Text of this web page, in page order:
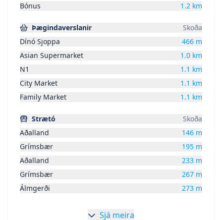
Bónus
1.2 km
Þægindaverslanir
Skoða
Dínó Sjoppa
466 m
Asian Supermarket
1.0 km
N1
1.1 km
City Market
1.1 km
Family Market
1.1 km
Strætó
Skoða
Aðalland
146 m
Grímsbær
195 m
Aðalland
233 m
Grímsbær
267 m
Álmgerði
273 m
Sjá meira